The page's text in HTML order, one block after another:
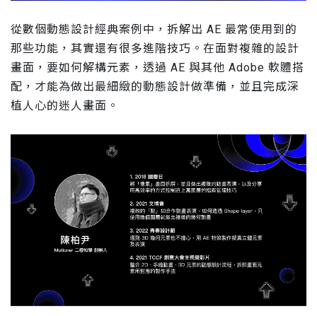
從數個動態設計經典案例中，拆解出 AE 最常使用到的
那些功能，其實還有很多進階技巧。在面對複雜的設計
畫面，要如何解構元素，透過 AE 與其他 Adobe 軟體搭
配，才能為做出最細緻的動態設計做準備，並且完成深
植人心的迷人畫面。